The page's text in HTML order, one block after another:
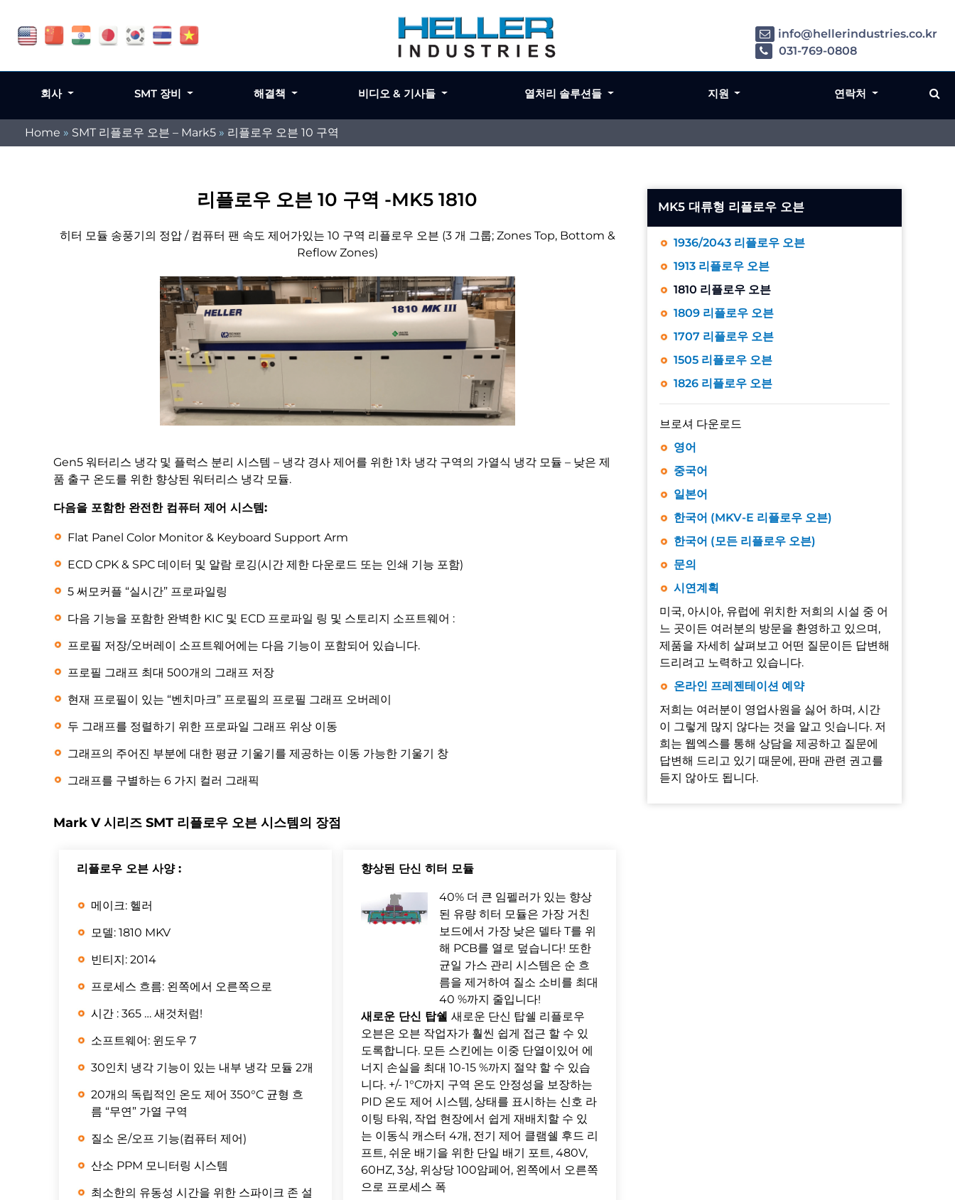
Home » SMT 리플로우 오븐 – Mark5 » 리플로우 오븐 10 구역
리플로우 오븐 10 구역 -MK5 1810
히터 모듈 송풍기의 정압 / 컴퓨터 팬 속도 제어가있는 10 구역 리플로우 오븐 (3 개 그룹; Zones Top, Bottom &
Reflow Zones)
Gen5 워터리스 냉각 및 플럭스 분리 시스템 – 냉각 경사 제어를 위한 1차 냉각 구역의 가열식 냉각 모듈 – 낮은 제
품 출구 온도를 위한 향상된 워터리스 냉각 모듈.
다음을 포함한 완전한 컴퓨터 제어 시스템:
Flat Panel Color Monitor & Keyboard Support Arm
ECD CPK & SPC 데이터 및 알람 로깅(시간 제한 다운로드 또는 인쇄 기능 포함)
5 써모커플 “실시간” 프로파일링
다음 기능을 포함한 완벽한 KIC 및 ECD 프로파일 링 및 스토리지 소프트웨어 :
프로필 저장/오버레이 소프트웨어에는 다음 기능이 포함되어 있습니다.
프로필 그래프 최대 500개의 그래프 저장
현재 프로필이 있는 “벤치마크” 프로필의 프로필 그래프 오버레이
두 그래프를 정렬하기 위한 프로파일 그래프 위상 이동
그래프의 주어진 부분에 대한 평균 기울기를 제공하는 이동 가능한 기울기 창
그래프를 구별하는 6 가지 컬러 그래픽
Mark V 시리즈 SMT 리플로우 오븐 시스템의 장점
리플로우 오븐 사양 :
메이크: 헬러
모델: 1810 MKV
빈티지: 2014
프로세스 흐름: 왼쪽에서 오른쪽으로
시간 : 365 … 새것처럼!
소프트웨어: 윈도우 7
30인치 냉각 기능이 있는 내부 냉각 모듈 2개
20개의 독립적인 온도 제어 350°C 균형 흐
름 “무연” 가열 구역
질소 온/오프 기능(컴퓨터 제어)
산소 PPM 모니터링 시스템
최소한의 유동성 시간을 위한 스파이크 존 설
향상된 단신 히터 모듈
40% 더 큰 임펠러가 있는 향상
된 유량 히터 모듈은 가장 거친
보드에서 가장 낮은 델타 T를 위
해 PCB를 열로 덮습니다! 또한
균일 가스 관리 시스템은 순 흐
름을 제거하여 질소 소비를 최대
40 %까지 줄입니다!
새로운 단신 탑쉘 새로운 단신 탑쉘 리플로우
오븐은 오븐 작업자가 훨씬 쉽게 접근 할 수 있
도록합니다. 모든 스킨에는 이중 단열이있어 에
너지 손실을 최대 10-15 %까지 절약 할 수 있습
니다. +/- 1°C까지 구역 온도 안정성을 보장하는
PID 온도 제어 시스템, 상태를 표시하는 신호 라
이팅 타워, 작업 현장에서 쉽게 재배치할 수 있
는 이동식 캐스터 4개, 전기 제어 클램쉘 후드 리
프트, 쉬운 배기을 위한 단일 배기 포트, 480V,
60HZ, 3상, 위상당 100암페어, 왼쪽에서 오른쪽
으로 프로세스 폭
MK5 대류형 리플로우 오븐
1936/2043 리플로우 오븐
1913 리플로우 오븐
1810 리플로우 오븐
1809 리플로우 오븐
1707 리플로우 오븐
1505 리플로우 오븐
1826 리플로우 오븐
브로셔 다운로드
영어
중국어
일본어
한국어 (MKV-E 리플로우 오븐)
한국어 (모든 리플로우 오븐)
문의
시연계획
미국, 아시아, 유럽에 위치한 저희의 시설 중 어
느 곳이든 여러분의 방문을 환영하고 있으며,
제품을 자세히 살펴보고 어떤 질문이든 답변해
드리려고 노력하고 있습니다.
온라인 프레젠테이션 예약
저희는 여러분이 영업사원을 싫어 하며, 시간
이 그렇게 많지 않다는 것을 알고 잇습니다. 저
희는 웹엑스를 통해 상담을 제공하고 질문에
답변해 드리고 있기 때문에, 판매 관련 권고를
듣지 않아도 됩니다.
info@hellerindustries.co.kr
031-769-0808
회사 SMT 장비 해결책 비디오 & 기사들 열처리 솔루션들 지원 연락처